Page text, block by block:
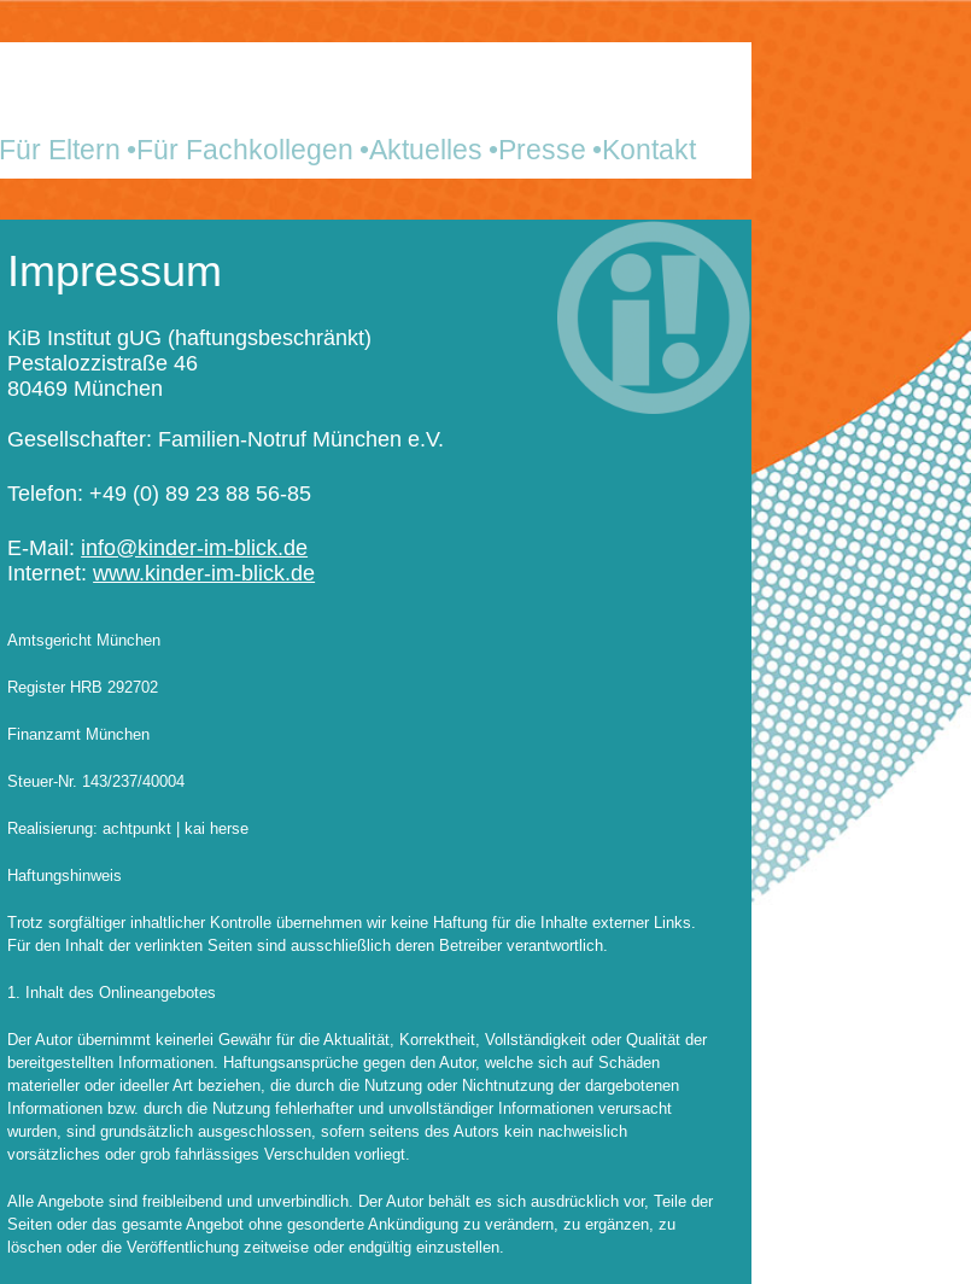
Für Eltern Für Fachkollegen Aktuelles Presse Kontakt
Impressum
KiB Institut gUG (haftungsbeschränkt)
Pestalozzistraße 46
80469 München
Gesellschafter: Familien-Notruf München e.V.
Telefon: +49 (0) 89 23 88 56-85
E-Mail: info@kinder-im-blick.de
Internet:www.kinder-im-blick.de
Amtsgericht München
Register HRB 292702
Finanzamt München
Steuer-Nr. 143/237/40004
Realisierung: achtpunkt | kai herse
Haftungshinweis
Trotz sorgfältiger inhaltlicher Kontrolle übernehmen wir keine Haftung für die Inhalte externer Links.
Für den Inhalt der verlinkten Seiten sind ausschließlich deren Betreiber verantwortlich.
1. Inhalt des Onlineangebotes
Der Autor übernimmt keinerlei Gewähr für die Aktualität, Korrektheit, Vollständigkeit oder Qualität der
bereitgestellten Informationen. Haftungsansprüche gegen den Autor, welche sich auf Schäden
materieller oder ideeller Art beziehen, die durch die Nutzung oder Nichtnutzung der dargebotenen
Informationen bzw. durch die Nutzung fehlerhafter und unvollständiger Informationen verursacht
wurden, sind grundsätzlich ausgeschlossen, sofern seitens des Autors kein nachweislich
vorsätzliches oder grob fahrlässiges Verschulden vorliegt.
Alle Angebote sind freibleibend und unverbindlich. Der Autor behält es sich ausdrücklich vor, Teile der
Seiten oder das gesamte Angebot ohne gesonderte Ankündigung zu verändern, zu ergänzen, zu
löschen oder die Veröffentlichung zeitweise oder endgültig einzustellen.